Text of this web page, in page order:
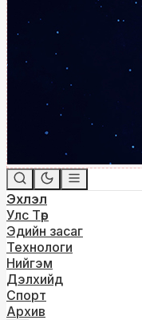
Эхлэл
Улс Төр
Эдийн засаг
Технологи
Нийгэм
Дэлхийд
Спорт
Архив